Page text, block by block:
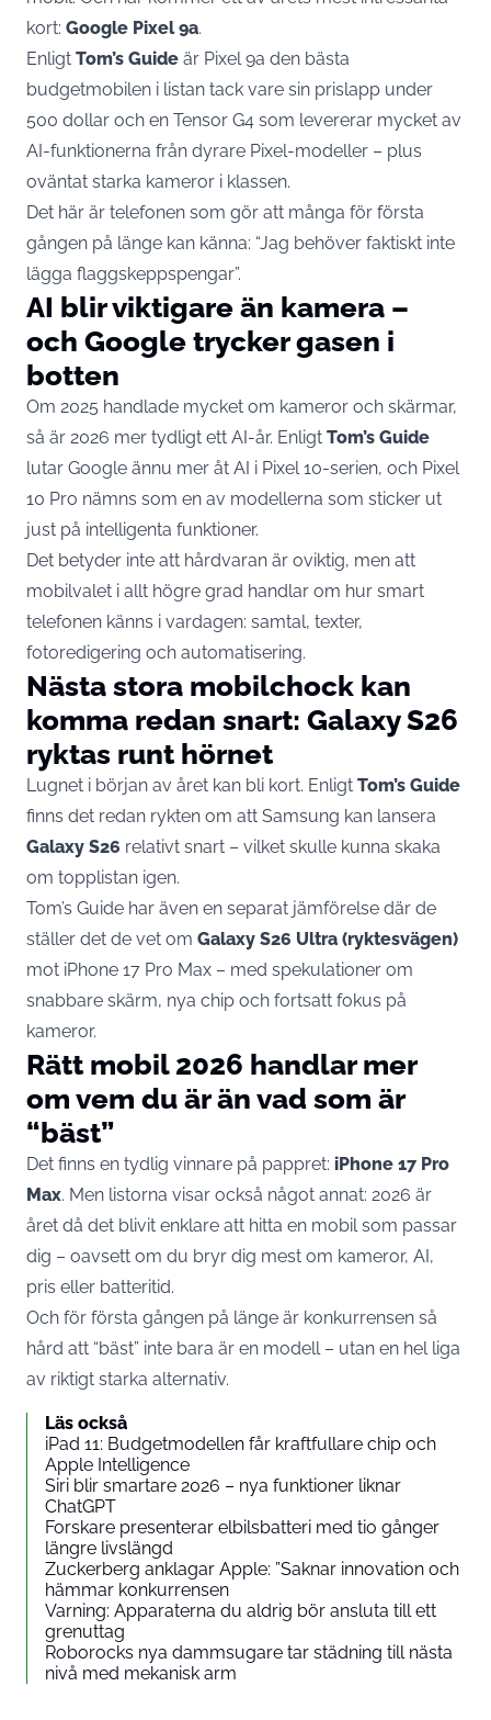
kort: Google Pixel 9a.
Enligt Tom’s Guide är Pixel 9a den bästa
budgetmobilen i listan tack vare sin prislapp under
500 dollar och en Tensor G4 som levererar mycket av
AI-funktionerna från dyrare Pixel-modeller – plus
oväntat starka kameror i klassen.
Det här är telefonen som gör att många för första
gången på länge kan känna: “Jag behöver faktiskt inte
lägga flaggskeppspengar”.
AI blir viktigare än kamera –
och Google trycker gasen i
botten
Om 2025 handlade mycket om kameror och skärmar,
så är 2026 mer tydligt ett AI-år. Enligt Tom’s Guide
lutar Google ännu mer åt AI i Pixel 10-serien, och Pixel
10 Pro nämns som en av modellerna som sticker ut
just på intelligenta funktioner.
Det betyder inte att hårdvaran är oviktig, men att
mobilvalet i allt högre grad handlar om hur smart
telefonen känns i vardagen: samtal, texter,
fotoredigering och automatisering.
Nästa stora mobilchock kan
komma redan snart: Galaxy S26
ryktas runt hörnet
Lugnet i början av året kan bli kort. Enligt Tom’s Guide
finns det redan rykten om att Samsung kan lansera
Galaxy S26 relativt snart – vilket skulle kunna skaka
om topplistan igen.
Tom’s Guide har även en separat jämförelse där de
ställer det de vet om Galaxy S26 Ultra (ryktesvägen)
mot iPhone 17 Pro Max – med spekulationer om
snabbare skärm, nya chip och fortsatt fokus på
kameror.
Rätt mobil 2026 handlar mer
om vem du är än vad som är
“bäst”
Det finns en tydlig vinnare på pappret: iPhone 17 Pro
Max. Men listorna visar också något annat: 2026 är
året då det blivit enklare att hitta en mobil som passar
dig – oavsett om du bryr dig mest om kameror, AI,
pris eller batteritid.
Och för första gången på länge är konkurrensen så
hård att “bäst” inte bara är en modell – utan en hel liga
av riktigt starka alternativ.
Läs också
iPad 11: Budgetmodellen får kraftfullare chip och
Apple Intelligence
Siri blir smartare 2026 – nya funktioner liknar
ChatGPT
Forskare presenterar elbilsbatteri med tio gånger
längre livslängd
Zuckerberg anklagar Apple: ”Saknar innovation och
hämmar konkurrensen
Varning: Apparaterna du aldrig bör ansluta till ett
grenuttag
Roborocks nya dammsugare tar städning till nästa
nivå med mekanisk arm